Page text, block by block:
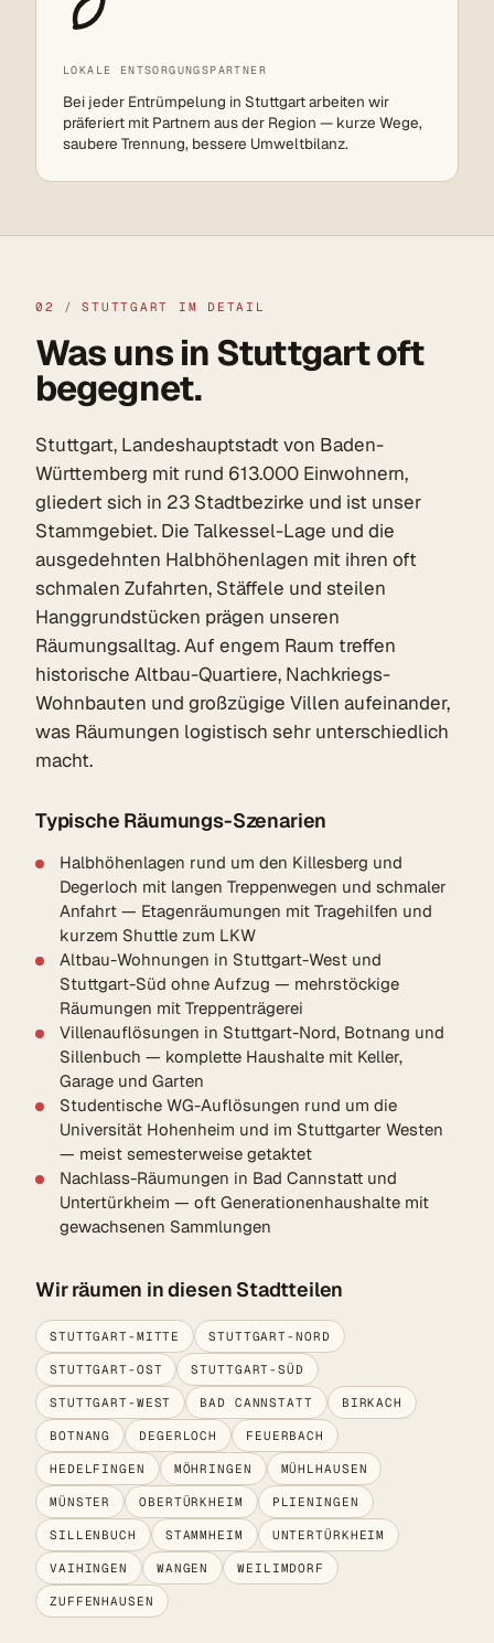
LOKALE ENTSORGUNGSPARTNER
Bei jeder Entrümpelung in Stuttgart arbeiten wir
präferiert mit Partnern aus der Region — kurze Wege,
saubere Trennung, bessere Umweltbilanz.
02 / STUTTGART IM DETAIL
Was uns in Stuttgart oft
begegnet.
Stuttgart, Landeshauptstadt von Baden-
Württemberg mit rund 613.000 Einwohnern,
gliedert sich in 23 Stadtbezirke und ist unser
Stammgebiet. Die Talkessel-Lage und die
ausgedehnten Halbhöhenlagen mit ihren oft
schmalen Zufahrten, Stäffele und steilen
Hanggrundstücken prägen unseren
Räumungsalltag. Auf engem Raum treffen
historische Altbau-Quartiere, Nachkriegs-
Wohnbauten und großzügige Villen aufeinander,
was Räumungen logistisch sehr unterschiedlich
macht.
Typische Räumungs-Szenarien
Halbhöhenlagen rund um den Killesberg und
Degerloch mit langen Treppenwegen und schmaler
Anfahrt — Etagenräumungen mit Tragehilfen und
kurzem Shuttle zum LKW
Altbau-Wohnungen in Stuttgart-West und
Stuttgart-Süd ohne Aufzug — mehrstöckige
Räumungen mit Treppenträgerei
Villenauflösungen in Stuttgart-Nord, Botnang und
Sillenbuch — komplette Haushalte mit Keller,
Garage und Garten
Studentische WG-Auflösungen rund um die
Universität Hohenheim und im Stuttgarter Westen
— meist semesterweise getaktet
Nachlass-Räumungen in Bad Cannstatt und
Untertürkheim — oft Generationenhaushalte mit
gewachsenen Sammlungen
Wir räumen in diesen Stadtteilen
STUTTGART-MITTE STUTTGART-NORD
STUTTGART-OST STUTTGART-SÜD
STUTTGART-WEST BAD CANNSTATT BIRKACH
BOTNANG DEGERLOCH FEUERBACH
HEDELFINGEN MÖHRINGEN MÜHLHAUSEN
MÜNSTER OBERTÜRKHEIM PLIENINGEN
SILLENBUCH STAMMHEIM UNTERTÜRKHEIM
VAIHINGEN WANGEN WEILIMDORF
ZUFFENHAUSEN